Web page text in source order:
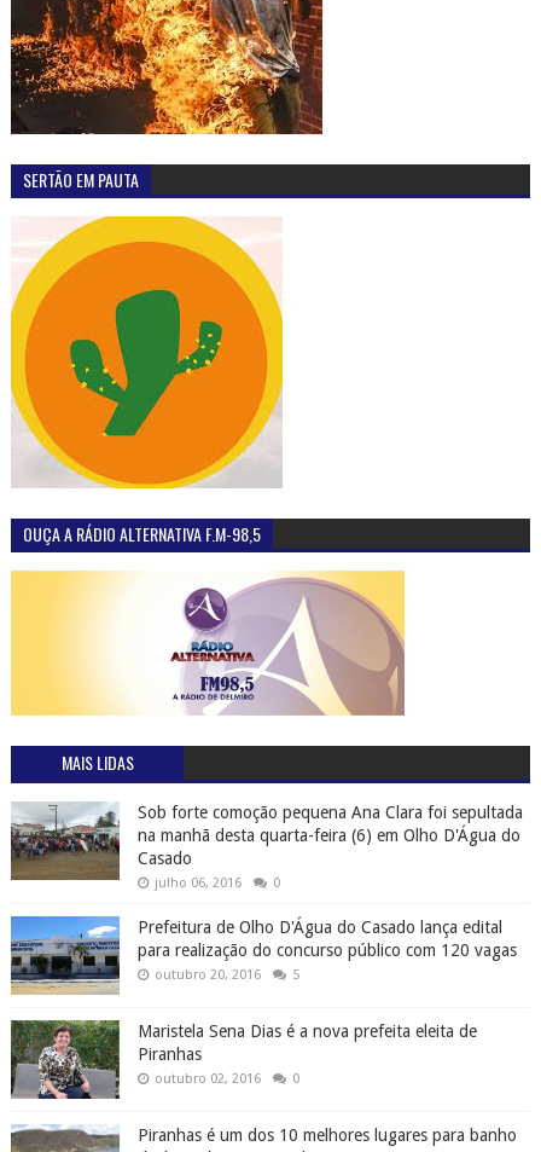
SERTÃO EM PAUTA
OUÇA A RÁDIO ALTERNATIVA F.M-98,5
MAIS LIDAS
Sob forte comoção pequena Ana Clara foi sepultada
na manhã desta quarta-feira (6) em Olho D'Água do
Casado
julho 06, 2016 0
Prefeitura de Olho D'Água do Casado lança edital
para realização do concurso público com 120 vagas
outubro 20, 2016 5
Maristela Sena Dias é a nova prefeita eleita de
Piranhas
outubro 02, 2016 0
Piranhas é um dos 10 melhores lugares para banho